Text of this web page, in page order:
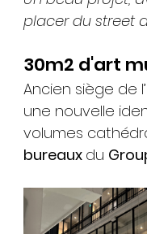
Identité visuelle
covering véhicules
placer du street
30m2 d'art
Ancien siège de
une nouvelle
volumes
bureaux du